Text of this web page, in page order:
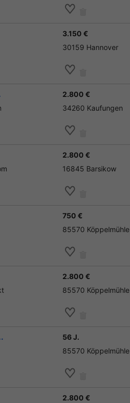
3.150 €
30159 Hannover
2.800 €
34260 Kaufungen
2.800 €
16845 Barsikow
750 €
85570 Köppelmühle
2.800 €
85570 Köppelmühle
56 J.
85570 Köppelmühle
2.800 €